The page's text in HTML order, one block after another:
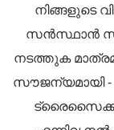
നിങ്ങളുടെ
സൻസ്ഥാൻ
നടത്തുക
സൗജന്യമായി